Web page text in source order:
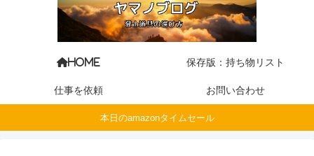
HOME 保存版：持ち物リスト
仕事を依頼 お問い合わせ
本日のamazonタイムセール